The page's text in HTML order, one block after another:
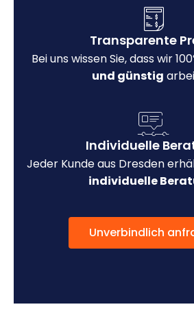
Transparente
Bei uns wissen Sie, dass wir
und günstig
Individuelle
Jeder Kunde aus Dresden
individuelle
Unverbindlich